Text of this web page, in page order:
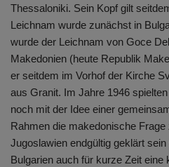
Thessaloniki. Sein Kopf gilt
Leichnam wurde zunächst in
wurde der Leichnam von Goce
Makedonien (heute Republik
er seitdem im Vorhof der Kirche
aus Granit. Im Jahre 1946
noch mit der Idee einer
Rahmen die makedonische
Jugoslawien endgültig geklärt
Bulgarien auch für kurze Zeit eine